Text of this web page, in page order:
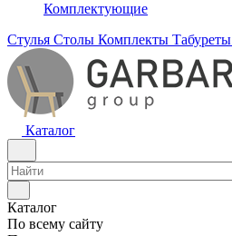
Комплектующие
Стулья Столы Комплекты Табуреты
Каталог
Каталог
По всему сайту